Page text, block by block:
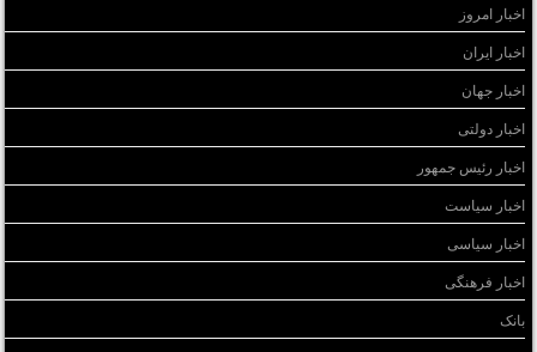
اخبار امروز
اخبار ایران
اخبار جهان
اخبار دولتی
اخبار رئیس جمهور
اخبار سیاست
اخبار سیاسی
اخبار فرهنگی
بانک